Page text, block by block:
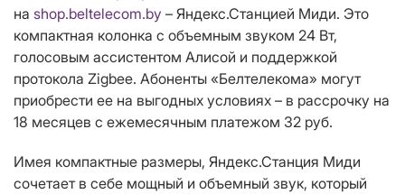
на shop.beltelecom.by – Яндекс.Станцией Миди. Это
компактная колонка с объемным звуком 24 Вт,
голосовым ассистентом Алисой и поддержкой
протокола Zigbee. Абоненты «Белтелекома» могут
приобрести ее на выгодных условиях – в рассрочку на
18 месяцев с ежемесячным платежом 32 руб.
Имея компактные размеры, Яндекс.Станция Миди
сочетает в себе мощный и объемный звук, который